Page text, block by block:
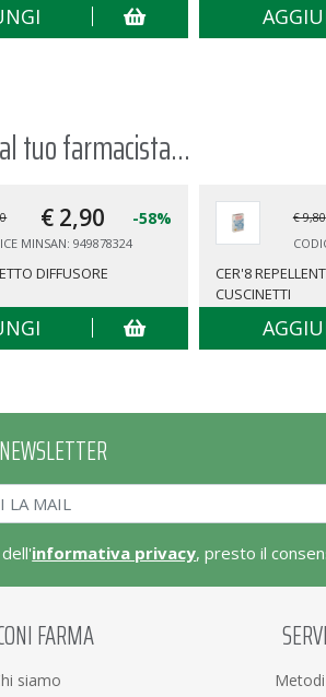
tuo farmacista...
€ 2,90 -58%
MINSAN: 949878324
DIFFUSORE
€ 9,80
CER'8
CUSCINETTI
informativa privacy, presto il
FARMA
siamo